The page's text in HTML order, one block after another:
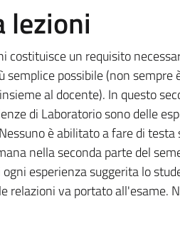
lezioni
costituisce un requisito
semplice possibile (non
al docente). In questo
di Laboratorio sono delle
è abilitato a fare di
nella seconda parte del
esperienza suggerita lo
relazioni va portato all'esame.